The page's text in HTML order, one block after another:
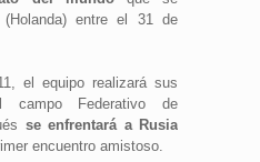
entre el 31 de
el equipo realizará sus
campo Federativo de
se enfrentará a Rusia
encuentro amistoso.